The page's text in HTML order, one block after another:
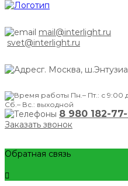
mail@interlight.ru
svet@interlight.ru
г. Москва,
Пн.– Пт.: с 9:00
Сб.– Вс.: выходной
8 980 182-
Заказать звонок
Обратная связь